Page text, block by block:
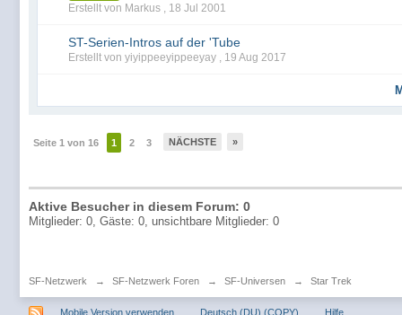
Erstellt von Markus , 18 Jul 2001
ST-Serien-Intros auf der 'Tube
Erstellt von yiyippeeyippeeyay , 19 Aug 2017
Seite 1 von 16 1 2 3 NÄCHSTE »
Aktive Besucher in diesem Forum: 0
Mitglieder: 0, Gäste: 0, unsichtbare Mitglieder: 0
SF-Netzwerk → SF-Netzwerk Foren → SF-Universen → Star Trek
Mobile Version verwenden Deutsch (DU) (COPY)
Hilfe